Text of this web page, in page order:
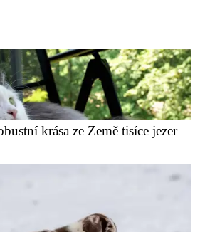
krása ze Země tisíce jezer